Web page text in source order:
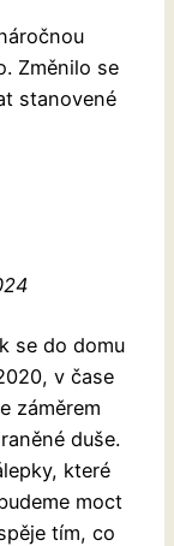
Změnilo se
stanovené
se do domu
v čase
záměrem
duše.
které
moct
tím, co